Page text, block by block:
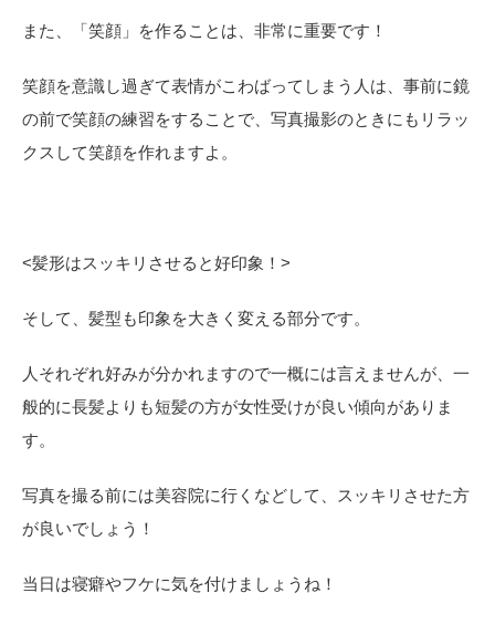
また、「笑顔」を作ることは、非常に重要です！
笑顔を意識し過ぎて表情がこわばってしまう人は、事前に鏡
の前で笑顔の練習をすることで、写真撮影のときにもリラッ
クスして笑顔を作れますよ。
<髪形はスッキリさせると好印象！>
そして、髪型も印象を大きく変える部分です。
人それぞれ好みが分かれますので一概には言えませんが、一
般的に長髪よりも短髪の方が女性受けが良い傾向がありま
す。
写真を撮る前には美容院に行くなどして、スッキリさせた方
が良いでしょう！
当日は寝癖やフケに気を付けましょうね！